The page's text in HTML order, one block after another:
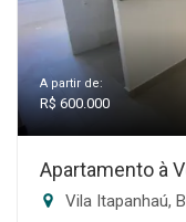
A partir de:
R$ 600.000
Apartamento à
Vila Itapanhaú,